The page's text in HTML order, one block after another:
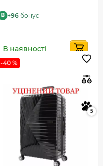
B +96 бонус
В наявності
-40 %
5